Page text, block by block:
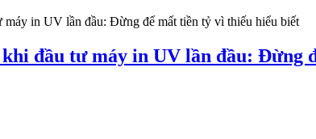
khi đầu tư máy in UV lần đầu: Đừng